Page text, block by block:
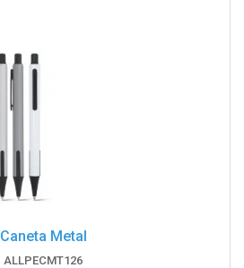
Caneta Metal
ALLPECMT126